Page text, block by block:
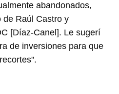
abandonados,
de Raúl Castro y
[Díaz-Canel]. Le sugerí
de inversiones para que